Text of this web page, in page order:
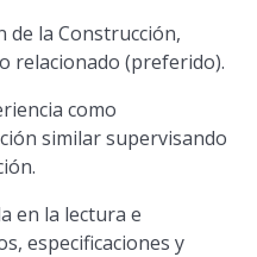
de la Construcción,
relacionado (preferido).
como
similar supervisando
en la lectura e
especificaciones y